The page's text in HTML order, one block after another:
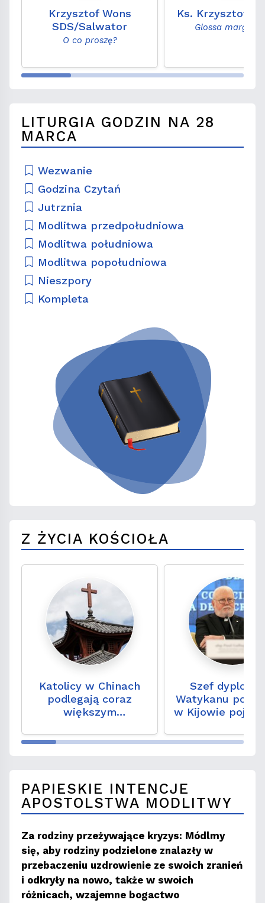
Krzysztof Wons
SDS/Salwator
O co proszę?
Ks. Krzysztof
Glossa
LITURGIA GODZIN NA 28
MARCA
Wezwanie
Godzina Czytań
Jutrznia
Modlitwa przedpołudniowa
Modlitwa południowa
Modlitwa popołudniowa
Nieszpory
Kompleta
Z ŻYCIA KOŚCIOŁA
Katolicy w Chinach
podlegają coraz
większym
alarmuje niemiecki
Szef
Watykanu po
w Kijowie
PAPIESKIE INTENCJE
APOSTOLSTWA MODLITWY
Za rodziny przeżywające kryzys: Módlmy
się, aby rodziny podzielone znalazły w
przebaczeniu uzdrowienie ze swoich zranień
i odkryły na nowo, także w swoich
różnicach, wzajemne bogactwo